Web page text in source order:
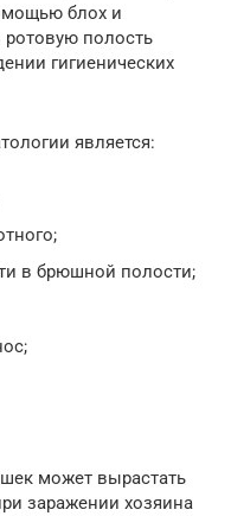
блох и
полость
гигиенических
является:
в брюшной полости;
может вырастать
заражении хозяина